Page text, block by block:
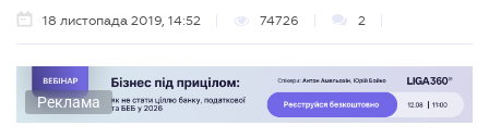
18 листопада 2019, 14:52 74726 2
Реклама